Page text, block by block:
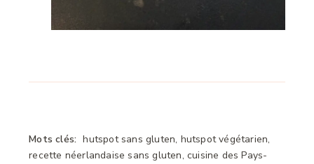
Mots clés: hutspot sans gluten, hutspot végétarien,
recette néerlandaise sans gluten, cuisine des Pays-